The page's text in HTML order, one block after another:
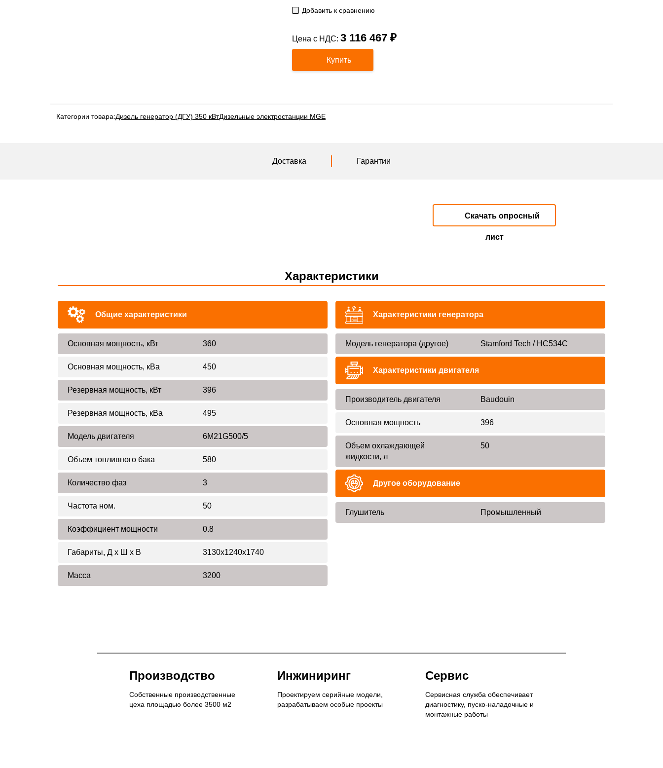
Добавить к сравнению
Цена с НДС: 3 116 467 ₽
Купить
Категории товара:Дизель генератор (ДГУ) 350 кВтДизельные электростанции MGE
Доставка Гарантии
Скачать опросный
лист
Характеристики
Общие характеристики
Основная мощность, кВт 360
Основная мощность, кВа 450
Резервная мощность, кВт 396
Резервная мощность, кВа 495
Модель двигателя 6M21G500/5
Объем топливного бака 580
Количество фаз 3
Частота ном. 50
Коэффициент мощности 0.8
Габариты, Д x Ш x В 3130х1240х1740
Масса 3200
Характеристики генератора
Модель генератора (другое) Stamford Tech / HC534C
Характеристики двигателя
Производитель двигателя Baudouin
Основная мощность 396
Объем охлаждающей
жидкости, л
50
Другое оборудование
Глушитель Промышленный
Производство
Собственные производственные
цеха площадью более 3500 м2
Инжиниринг
Проектируем серийные модели,
разрабатываем особые проекты
Сервис
Сервисная служба обеспечивает
диагностику, пуско-наладочные и
монтажные работы